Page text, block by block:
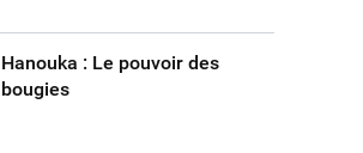
Hanouka : Le pouvoir des
bougies